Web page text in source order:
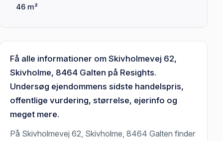
46 m²
Få alle informationer om Skivholmevej 62,
Skivholme, 8464 Galten på Resights.
Undersøg ejendommens sidste handelspris,
offentlige vurdering, størrelse, ejerinfo og
meget mere.
På Skivholmevej 62, Skivholme, 8464 Galten finder